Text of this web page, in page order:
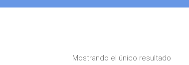
Mostrando el único resultado